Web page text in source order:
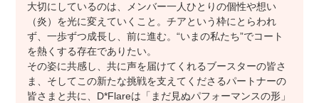
大切にしているのは、メンバー一人ひとりの個性や想い
（炎）を光に変えていくこと。チアという枠にとらわれ
ず、一歩ずつ成長し、前に進む。“いまの私たち”でコート
を熱くする存在でありたい。
その姿に共感し、共に声を届けてくれるブースターの皆さ
ま、そしてこの新たな挑戦を支えてくださるパートナーの
皆さまと共に、D*Flareは「まだ見ぬパフォーマンスの形」